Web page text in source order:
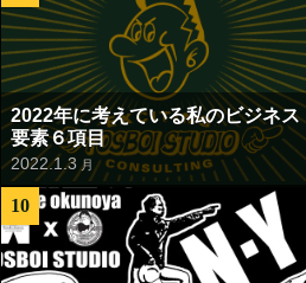
2022年に考えている私のビジネス
要素６項目
2022.1 .3 月
10